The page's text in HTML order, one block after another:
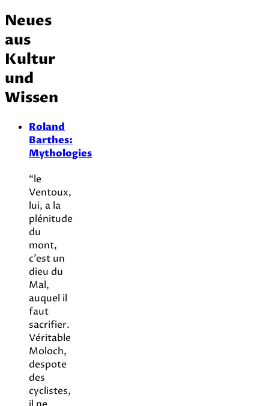
Neues
aus
Kultur
und
Wissen
Roland
Barthes:
Mythologies
“le
Ventoux,
lui, a la
plénitude
du
mont,
c’est un
dieu du
Mal,
auquel il
faut
sacrifier.
Véritable
Moloch,
despote
des
cyclistes,